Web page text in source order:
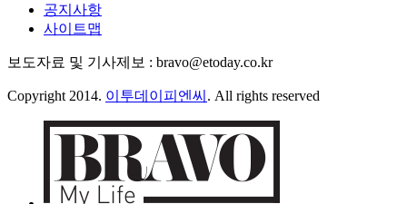
공지사항
사이트맵
보도자료 및 기사제보 : bravo@etoday.co.kr
Copyright 2014. 이투데이피엔씨 . All rights reserved